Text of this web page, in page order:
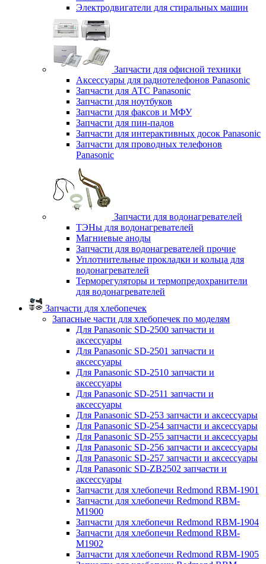
Электродвигатели для стиральных машин
Запчасти для офисной техники
Аксессуары для радиотелефонов Panasonic
Запчасти для АТС Panasonic
Запчасти для ноутбуков
Запчасти для факсов и МФУ
Запчасти для пин-падов
Запчасти для интерактивных досок Panasonic
Запчасти для проводных телефонов
Panasonic
Запчасти для водонагревателей
ТЭНы для водонагревателей
Магниевые аноды
Запчасти для водонагревателей прочие
Уплотнительные прокладки и кольца для
водонагревателей
Терморегуляторы и термопредохранители
для водонагревателей
Запчасти для хлебопечек
Запасные части для хлебопечек по моделям
Для Panasonic SD-2500 запчасти и
аксессуары
Для Panasonic SD-2501 запчасти и
аксессуары
Для Panasonic SD-2510 запчасти и
аксессуары
Для Panasonic SD-2511 запчасти и
аксессуары
Для Panasonic SD-253 запчасти и аксессуары
Для Panasonic SD-254 запчасти и аксессуары
Для Panasonic SD-255 запчасти и аксессуары
Для Panasonic SD-256 запчасти и аксессуары
Для Panasonic SD-257 запчасти и аксессуары
Для Panasonic SD-ZB2502 запчасти и
аксессуары
Запчасти для хлебопечи Redmond RBM-1901
Запчасти для хлебопечи Redmond RBM-
M1900
Запчасти для хлебопечи Redmond RBM-1904
Запчасти для хлебопечи Redmond RBM-
M1902
Запчасти для хлебопечи Redmond RBM-1905